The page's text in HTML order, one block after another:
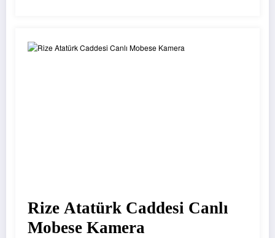
Rize Atatürk Caddesi Canlı
Mobese Kamera